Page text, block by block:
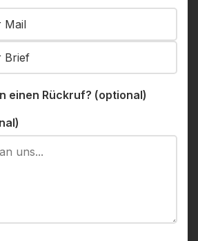
Mail
Brief
einen Rückruf? (optional)